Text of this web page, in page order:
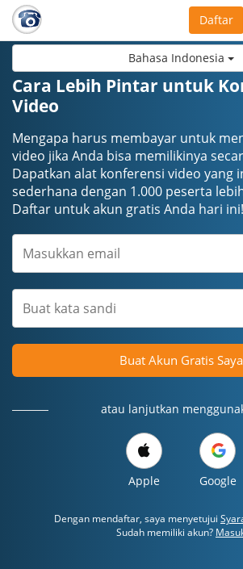
Bahasa Indonesia
Daftar
Cara Lebih Pintar untuk
Video
Mengapa harus membayar untuk
video jika Anda bisa memilikinya
Dapatkan alat konferensi video yang
sederhana dengan 1.000 peserta
Daftar untuk akun gratis Anda hari ini!
Buat Akun Gratis Saya
atau lanjutkan
Apple Google
Dengan mendaftar, saya menyetujui
Sudah memiliki akun?